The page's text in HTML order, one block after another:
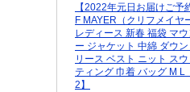
【2022年元日お届けご予
F MAYER（クリフメイヤ
レディース 新春 福袋 マ
ー ジャケット 中綿 ダウ
リース ベスト ニット ス
ティング 巾着 バッグ M L
2】